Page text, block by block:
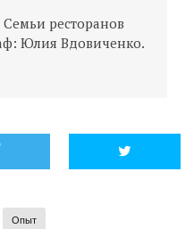
ресторанов
Юлия Вдовиченко.
Опыт